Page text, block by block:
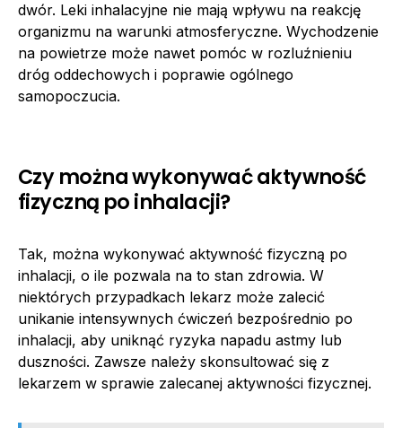
dwór. Leki inhalacyjne nie mają wpływu na reakcję
organizmu na warunki atmosferyczne. Wychodzenie
na powietrze może nawet pomóc w rozluźnieniu
dróg oddechowych i poprawie ogólnego
samopoczucia.
Czy można wykonywać aktywność
fizyczną po inhalacji?
Tak, można wykonywać aktywność fizyczną po
inhalacji, o ile pozwala na to stan zdrowia. W
niektórych przypadkach lekarz może zalecić
unikanie intensywnych ćwiczeń bezpośrednio po
inhalacji, aby uniknąć ryzyka napadu astmy lub
duszności. Zawsze należy skonsultować się z
lekarzem w sprawie zalecanej aktywności fizycznej.